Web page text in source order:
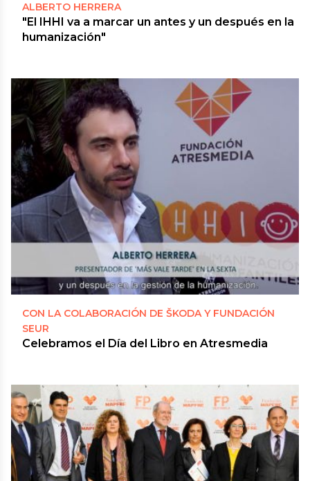
ALBERTO HERRERA
"El IHHI va a marcar un antes y un después en la
humanización"
CON LA COLABORACIÓN DE ŠKODA Y FUNDACIÓN
SEUR
Celebramos el Día del Libro en Atresmedia